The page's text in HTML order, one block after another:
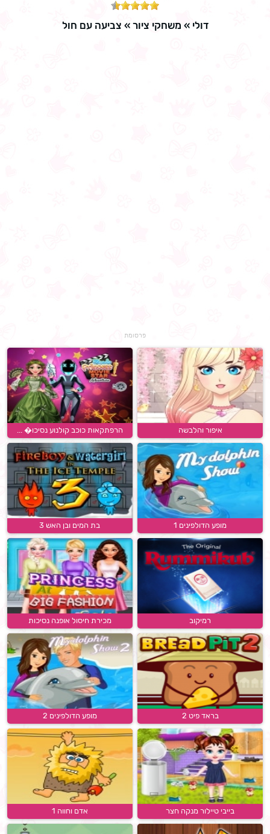
דולי » משחקי ציור » צביעה עם חול
פרסומת
איפור והלבשה הרפתקאות כוכב קולנוע נסיכו� ...
מופע הדולפינים 1 בת המים ובן האש 3
רמיקוב מכירת חיסול אופנה נסיכות
בראד פיט 2 מופע הדולפינים 2
בייבי טיילור מנקה חצר אדם וחווה 1